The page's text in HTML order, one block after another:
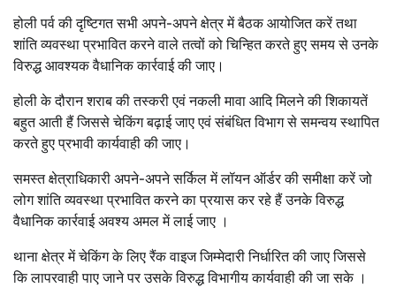
होली पर्व की दृष्टिगत सभी अपने-अपने क्षेत्र में बैठक आयोजित करें तथा
शांति व्यवस्था प्रभावित करने वाले तत्वों को चिन्हित करते हुए समय से उनके
विरुद्ध आवश्यक वैधानिक कार्रवाई की जाए।
होली के दौरान शराब की तस्करी एवं नकली मावा आदि मिलने की शिकायतें
बहुत आती हैं जिससे चेकिंग बढ़ाई जाए एवं संबंधित विभाग से समन्वय स्थापित
करते हुए प्रभावी कार्यवाही की जाए।
समस्त क्षेत्राधिकारी अपने-अपने सर्किल में लॉयन ऑर्डर की समीक्षा करें जो
लोग शांति व्यवस्था प्रभावित करने का प्रयास कर रहे हैं उनके विरुद्ध
वैधानिक कार्रवाई अवश्य अमल में लाई जाए ।
थाना क्षेत्र में चेकिंग के लिए रैंक वाइज जिम्मेदारी निर्धारित की जाए जिससे
कि लापरवाही पाए जाने पर उसके विरुद्ध विभागीय कार्यवाही की जा सके ।